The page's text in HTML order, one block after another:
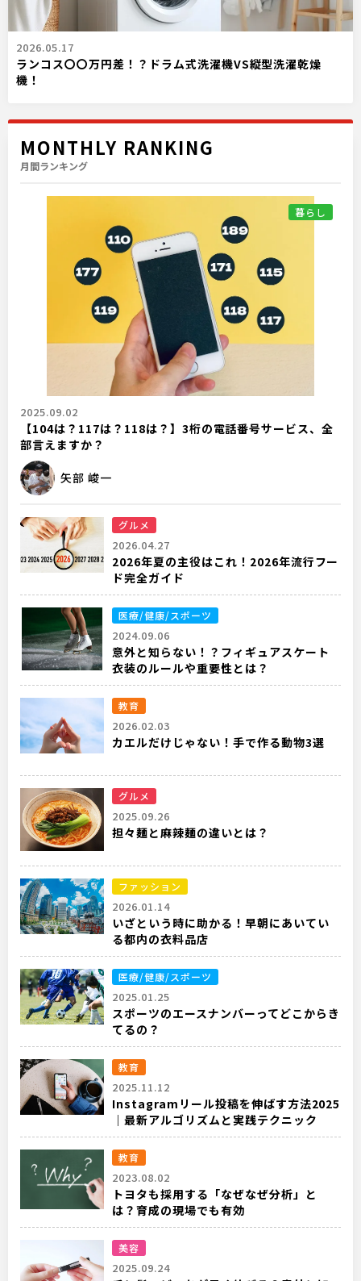
2026.05.17
ランコス〇〇万円差！？ドラム式洗濯機VS縦型洗濯乾燥
機！
MONTHLY RANKING
月間ランキング
暮らし
2025.09.02
【104は？117は？118は？】3桁の電話番号サービス、全
部言えますか？
矢部 峻一
グルメ
2026.04.27
2026年夏の主役はこれ！2026年流行フー
ド完全ガイド
医療/健康/スポーツ
2024.09.06
意外と知らない！？フィギュアスケート
衣装のルールや重要性とは？
教育
2026.02.03
カエルだけじゃない！手で作る動物3選
グルメ
2025.09.26
担々麺と麻辣麺の違いとは？
ファッション
2026.01.14
いざという時に助かる！早朝にあいてい
る都内の衣料品店
医療/健康/スポーツ
2025.01.25
スポーツのエースナンバーってどこからき
てるの？
教育
2025.11.12
Instagramリール投稿を伸ばす方法2025
｜最新アルゴリズムと実践テクニック
教育
2023.08.02
トヨタも採用する「なぜなぜ分析」と
は？育成の現場でも有効
美容
2025.09.24